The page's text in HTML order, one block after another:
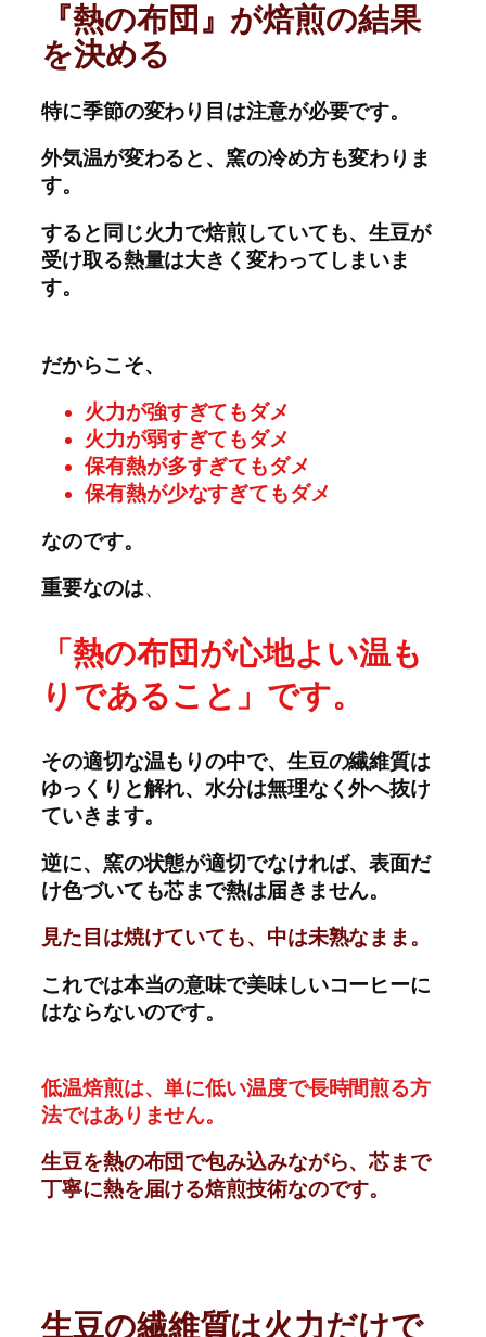
『熱の布団』が焙煎の結果
を決める
特に季節の変わり目は注意が必要です。
外気温が変わると、窯の冷め方も変わりま
す。
すると同じ火力で焙煎していても、生豆が
受け取る熱量は大きく変わってしまいま
す。
だからこそ、
火力が強すぎてもダメ
火力が弱すぎてもダメ
保有熱が多すぎてもダメ
保有熱が少なすぎてもダメ
なのです。
重要なのは、
「熱の布団が心地よい温も
りであること」です。
その適切な温もりの中で、生豆の繊維質は
ゆっくりと解れ、水分は無理なく外へ抜け
ていきます。
逆に、窯の状態が適切でなければ、表面だ
け色づいても芯まで熱は届きません。
見た目は焼けていても、中は未熟なまま。
これでは本当の意味で美味しいコーヒーに
はならないのです。
低温焙煎は、単に低い温度で長時間煎る方
法ではありません。
生豆を熱の布団で包み込みながら、芯まで
丁寧に熱を届ける焙煎技術なのです。
生豆の繊維質は火力だけで